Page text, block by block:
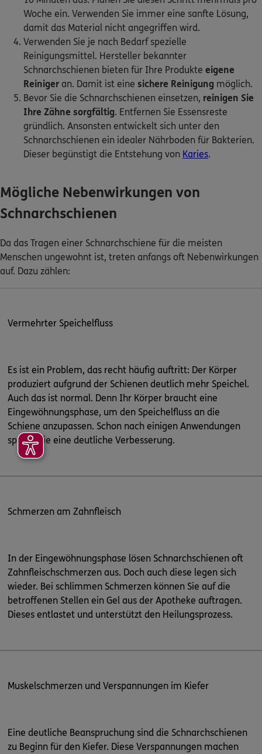
Woche ein. Verwenden Sie immer eine sanfte Lösung,
damit das Material nicht angegriffen wird.
Verwenden Sie je nach Bedarf spezielle
Reinigungsmittel. Hersteller bekannter
Schnarchschienen bieten für Ihre Produkte eigene
Reiniger an. Damit ist eine sichere Reinigung möglich.
Bevor Sie die Schnarchschienen einsetzen, reinigen Sie
Ihre Zähne sorgfältig. Entfernen Sie Essensreste
gründlich. Ansonsten entwickelt sich unter den
Schnarchschienen ein idealer Nährboden für Bakterien.
Dieser begünstigt die Entstehung von Karies.
Mögliche Nebenwirkungen von
Schnarchschienen
Da das Tragen einer Schnarchschiene für die meisten
Menschen ungewohnt ist, treten anfangs oft Nebenwirkungen
auf. Dazu zählen:
Vermehrter Speichelfluss
Es ist ein Problem, das recht häufig auftritt: Der Körper
produziert aufgrund der Schienen deutlich mehr Speichel.
Auch das ist normal. Denn Ihr Körper braucht eine
Eingewöhnungsphase, um den Speichelfluss an die
Schiene anzupassen. Schon nach einigen Anwendungen
spüren Sie eine deutliche Verbesserung.
Schmerzen am Zahnfleisch
In der Eingewöhnungsphase lösen Schnarchschienen oft
Zahnfleischschmerzen aus. Doch auch diese legen sich
wieder. Bei schlimmen Schmerzen können Sie auf die
betroffenen Stellen ein Gel aus der Apotheke auftragen.
Dieses entlastet und unterstützt den Heilungsprozess.
Muskelschmerzen und Verspannungen im Kiefer
Eine deutliche Beanspruchung sind die Schnarchschienen
zu Beginn für den Kiefer. Diese Verspannungen machen